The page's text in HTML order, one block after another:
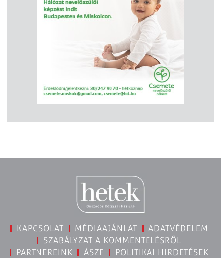
KAPCSOLAT MÉDIAAJÁNLAT
ADATVÉDELEM
SZABÁLYZAT A KOMMENTELÉSRŐL
PARTNEREINK
ÁSZF
POLITIKAI HIRDETÉSEK